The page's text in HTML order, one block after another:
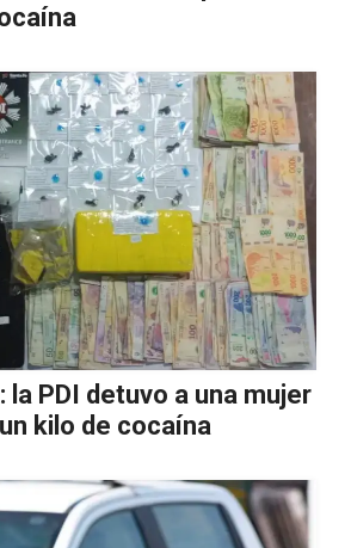
la PDI detuvo a una mujer
kilo de cocaína